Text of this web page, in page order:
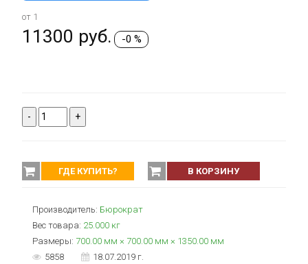
от 1
11300 руб. -0 %
- +
ГДЕ КУПИТЬ? В КОРЗИНУ
Производитель: Бюрократ
Вес товара: 25.000 кг
Размеры: 700.00 мм × 700.00 мм × 1350.00 мм
5858
18.07.2019 г.